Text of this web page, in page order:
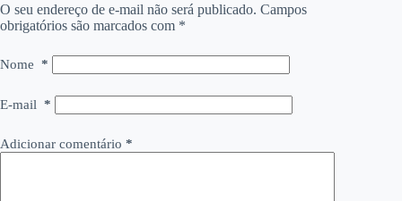
O seu endereço de e-mail não será publicado. Campos
obrigatórios são marcados com *
Nome *
E-mail *
Adicionar comentário *